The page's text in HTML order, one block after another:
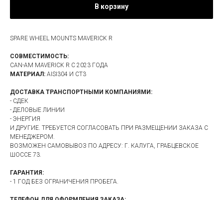
В корзину
SPARE WHEEL MOUNTS MAVERICK R
СОВМЕСТИМОСТЬ:
CAN-AM MAVERICK R С 2023 ГОДА
МАТЕРИАЛ: AISI304 И СТ3
ДОСТАВКА ТРАНСПОРТНЫМИ КОМПАНИЯМИ:
- СДЕК
- ДЕЛОВЫЕ ЛИНИИ
- ЭНЕРГИЯ
И ДРУГИЕ. ТРЕБУЕТСЯ СОГЛАСОВАТЬ ПРИ РАЗМЕЩЕНИИ ЗАКАЗА С
МЕНЕДЖЕРОМ.
ВОЗМОЖЕН САМОВЫВОЗ ПО АДРЕСУ: Г. КАЛУГА, ГРАБЦЕВСКОЕ
ШОССЕ 73.
ГАРАНТИЯ:
- 1 ГОД БЕЗ ОГРАНИЧЕНИЯ ПРОБЕГА.